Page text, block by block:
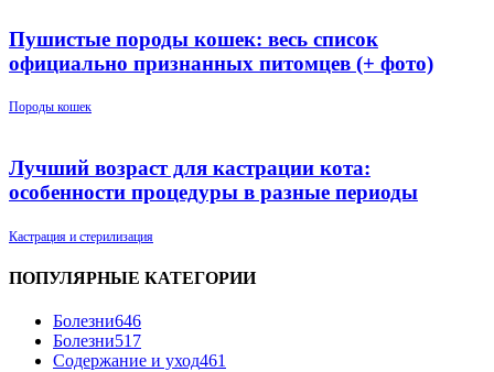
Пушистые породы кошек: весь список
официально признанных питомцев (+ фото)
Породы кошек
Лучший возраст для кастрации кота:
особенности процедуры в разные периоды
Кастрация и стерилизация
ПОПУЛЯРНЫЕ КАТЕГОРИИ
Болезни646
Болезни517
Содержание и уход461